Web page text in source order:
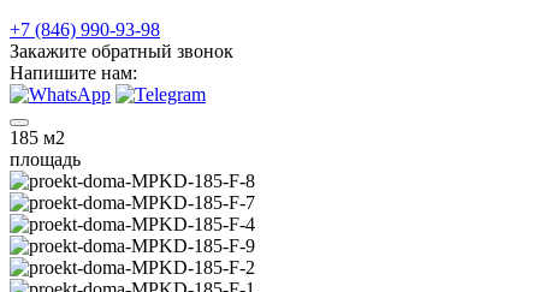
+7 (846) 990-93-98
Закажите обратный звонок
Напишите нам:
185 м2
площадь